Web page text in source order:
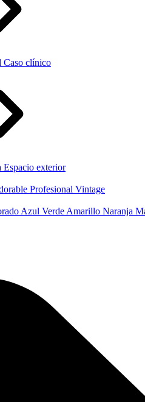
Caso clínico
Espacio exterior
Profesional Vintage
Azul Verde Amarillo Naranja